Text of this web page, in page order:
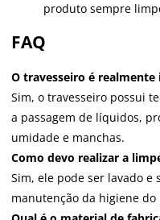
produto sempre
FAQ
O travesseiro é realmente
Sim, o travesseiro possui
a passagem de líquidos,
umidade e manchas.
Como devo realizar a
Sim, ele pode ser lavado
manutenção da higiene